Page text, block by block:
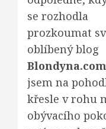
se rozhodla
prozkoumat
oblíbený blog
Blondyna.com
jsem na
křesle v rohu
obývacího